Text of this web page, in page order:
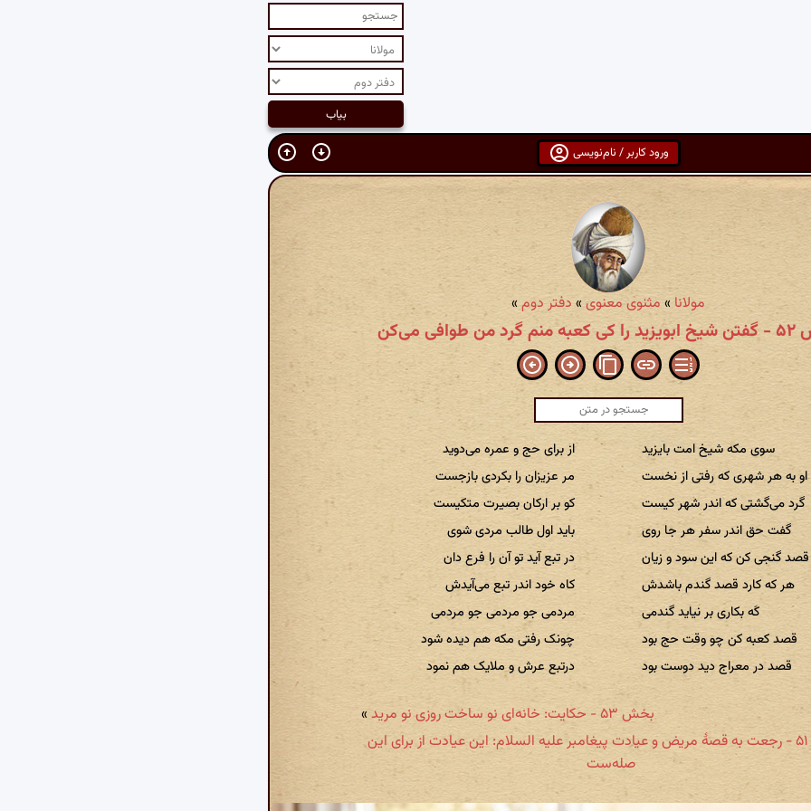
ورود کاربر / نام‌نویسی
مولانا » مثنوی معنوی» دفتر دوم»
می‌کن
سوی مکه شیخ امت بایزید
از برای حج و عمره می‌دوید
او به هر شهری که رفتی از نخست
مر عزیزان را بکردی بازجست
گرد می‌گشتی که اندر شهر کیست
کو بر ارکان بصیرت متکیست
گفت حق اندر سفر هر جا روی
باید اول طالب مردی شوی
قصد گنجی کن که این سود و زیان
در تبع آید تو آن را فرع دان
هر که کارد قصد گندم باشدش
کاه خود اندر تبع می‌آیدش
کَه بکاری بر نیاید گندمی
مردمی جو مردمی جو مردمی
قصد کعبه کن چو وقت حج بود
چونک رفتی مکه هم دیده شود
قصد در معراج دید دوست بود
درتبع عرش و ملایک هم نمود
بخش ۵۳ - حکایت: خانه‌ای نو ساخت روزی نو مرید
»
بخش ۵۱ - رجعت به قصهٔ مریض و عیادت پیغامبر علیه السلام: این عیادت از برای این
صله‌ست